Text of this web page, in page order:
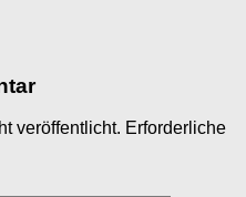
veröffentlicht. Erforderliche